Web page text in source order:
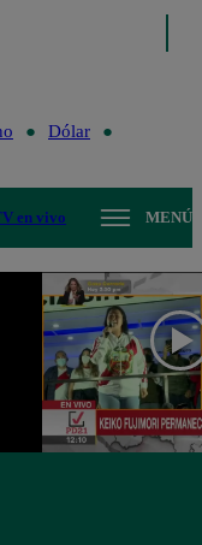
Dólar
en vivo MENÚ